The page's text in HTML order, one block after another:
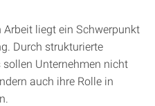
liegt ein Schwerpunkt
Durch strukturierte
Unternehmen nicht
auch ihre Rolle in